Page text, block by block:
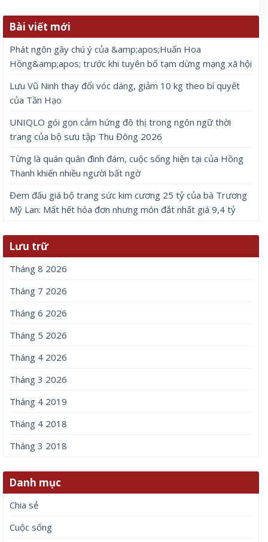
Bài viết mới
Phát ngôn gây chú ý của &amp;apos;Huấn Hoa
Hồng&amp;apos; trước khi tuyên bố tạm dừng mạng xã hội
Lưu Vũ Ninh thay đổi vóc dáng, giảm 10 kg theo bí quyết
của Tần Hạo
UNIQLO gói gọn cảm hứng đô thị trong ngôn ngữ thời
trang của bộ sưu tập Thu Đông 2026
Từng là quán quân đình đám, cuộc sống hiện tại của Hồng
Thanh khiến nhiều người bất ngờ
Đem đấu giá bộ trang sức kim cương 25 tỷ của bà Trương
Mỹ Lan: Mất hết hóa đơn nhưng món đắt nhất giá 9,4 tỷ
Lưu trữ
Tháng 8 2026
Tháng 7 2026
Tháng 6 2026
Tháng 5 2026
Tháng 4 2026
Tháng 3 2026
Tháng 4 2019
Tháng 4 2018
Tháng 3 2018
Danh mục
Chia sẻ
Cuộc sống